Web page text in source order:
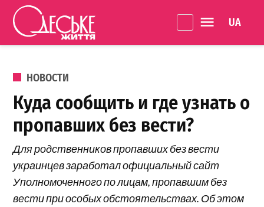
Перейти к содержанию
життя
ОПУБЛИКОВАНО В
НОВОСТИ
Куда сообщить и где узнать о
пропавших без вести?
Для родственников пропавших без вести
украинцев заработал официальный сайт
Уполномоченного по лицам, пропавшим без
вести при особых обстоятельствах. Об этом